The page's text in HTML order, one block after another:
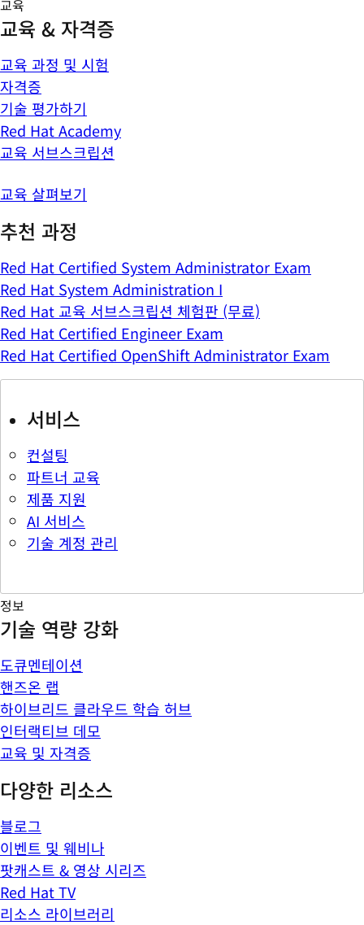
교육
교육 & 자격증
교육 과정 및 시험
자격증
기술 평가하기
Red Hat Academy
교육 서브스크립션
교육 살펴보기
추천 과정
Red Hat Certified System Administrator Exam
Red Hat System Administration I
Red Hat 교육 서브스크립션 체험판 (무료)
Red Hat Certified Engineer Exam
Red Hat Certified OpenShift Administrator Exam
서비스
컨설팅
파트너 교육
제품 지원
AI 서비스
기술 계정 관리
정보
기술 역량 강화
도큐멘테이션
핸즈온 랩
하이브리드 클라우드 학습 허브
인터랙티브 데모
교육 및 자격증
다양한 리소스
블로그
이벤트 및 웨비나
팟캐스트 & 영상 시리즈
Red Hat TV
리소스 라이브러리